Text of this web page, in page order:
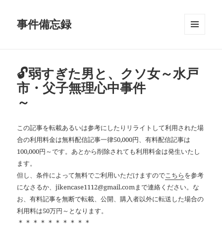
事件備忘録
ット
🔓弱すぎた男と、クソ女～水戸
市・父子無理心中事件
～
この記事を転載あるいは参考にしたりリライトして利用された場
合の利用料金は無料配信記事一律50,000円、有料配信記事は
100,000円～です。あとから削除されても利用料金は発生いたし
ます。
但し、条件によって無料でご利用いただけますのでこちらを参考
になさるか、jikencase1112@gmail.comまで連絡ください。な
お、有料記事を無断で転載、公開、購入者以外に転送した場合の
利用料は50万円～となります。
＊＊＊＊＊＊＊＊＊＊